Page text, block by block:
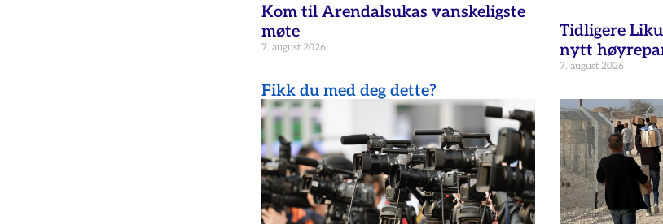
Kom til Arendalsukas vanskeligste
møte
7. august 2026
Tidligere
nytt
7. august 2026
Fikk du med deg dette?